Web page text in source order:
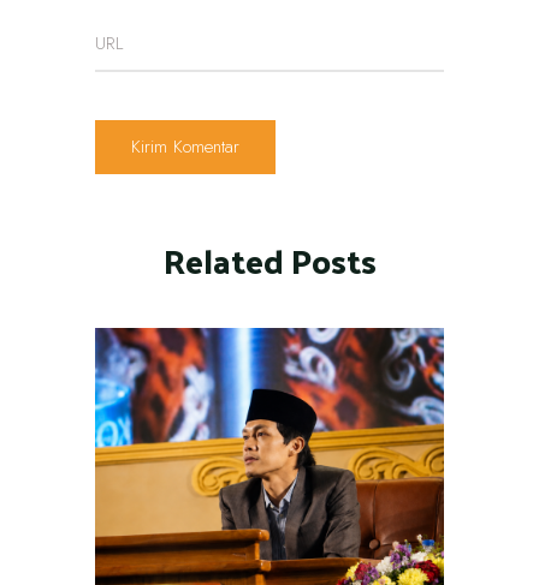
Related Posts